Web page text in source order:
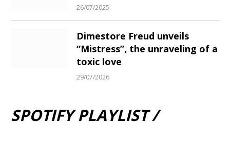
26/07/2025
Dimestore Freud unveils
“Mistress”, the unraveling of a
toxic love
29/07/2026
SPOTIFY PLAYLIST /